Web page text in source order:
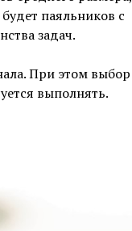
паяльников с
задач.
При этом выбор
выполнять.